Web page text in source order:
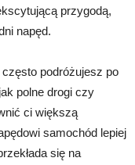
przygodą,
napęd.
podróżujesz po
polne drogi czy
ci większą
samochód lepiej
się na